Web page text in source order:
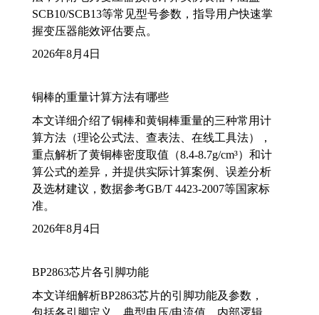
SCB10/SCB13等常见型号参数，指导用户快速掌
握变压器能效评估要点。
2026年8月4日
铜棒的重量计算方法有哪些
本文详细介绍了铜棒和黄铜棒重量的三种常用计
算方法（理论公式法、查表法、在线工具法），
重点解析了黄铜棒密度取值（8.4-8.7g/cm³）和计
算公式的差异，并提供实际计算案例、误差分析
及选材建议，数据参考GB/T 4423-2007等国家标
准。
2026年8月4日
BP2863芯片各引脚功能
本文详细解析BP2863芯片的引脚功能及参数，
包括各引脚定义、典型电压/电流值、内部逻辑